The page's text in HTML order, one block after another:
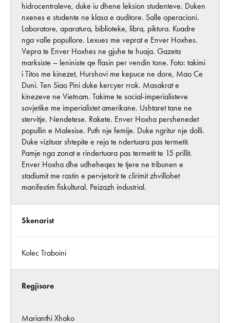
hidrocentraleve, duke iu dhene leksion studenteve. Duken
nxenes e studente ne klasa e auditore. Salle operacioni.
Laboratore, aparatura, biblioteke, libra, piktura. Kuadre
nga valle popullore. Lexues me veprat e Enver Hoxhes.
Vepra te Enver Hoxhes ne gjuhe te huaja. Gazeta
marksiste – leniniste qe flasin per vendin tone. Foto: takimi
i Titos me kinezet, Hurshovi me kepuce ne dore, Mao Ce
Duni. Ten Siao Pini duke kercyer rrok. Masakrat e
kinezeve ne Vietnam. Takime te social-imperialisteve
sovjetike me imperialistet amerikane. Ushtaret tane ne
stervitje. Nendetese. Rakete. Enver Hoxha pershenedet
popullin e Malesise. Puth nje femije. Duke ngritur nje dolli.
Duke vizituar shtepite e reja te ndertuara pas termetit.
Pamje nga zonat e rindertuara pas termetit te 15 prillit.
Enver Hoxha dhe udheheqes te tjere ne tribunen e
stadiumit me rastin e pervjetorit te clirimit zhvillohet
manifestim fiskultural. Peizazh industrial.
Skenarist
Kolec Traboini
Regjisore
Marianthi Xhako